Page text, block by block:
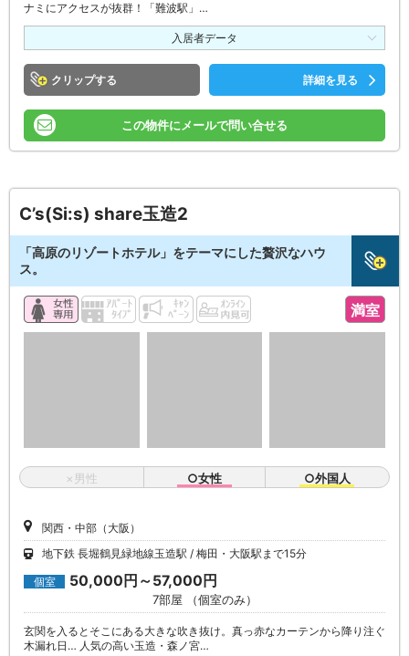
ナミにアクセスが抜群！「難波駅」…
入居者データ
クリップ 詳細を見る
この物件にメールで問い合せる
C’s(Si:s) share玉造2
「高原のリゾートホテル」をテーマにした贅沢なハウ
ス。
満室
×男性 ○女性 ○外国人
関西・中部（大阪）
地下鉄 長堀鶴見緑地線玉造駅
梅田・大阪駅まで15分
個室 50,000円～57,000円
7部屋 （個室のみ）
玄関を入るとそこにある大きな吹き抜け。真っ赤なカーテンから降り注ぐ
木漏れ日… 人気の高い玉造・森ノ宮…